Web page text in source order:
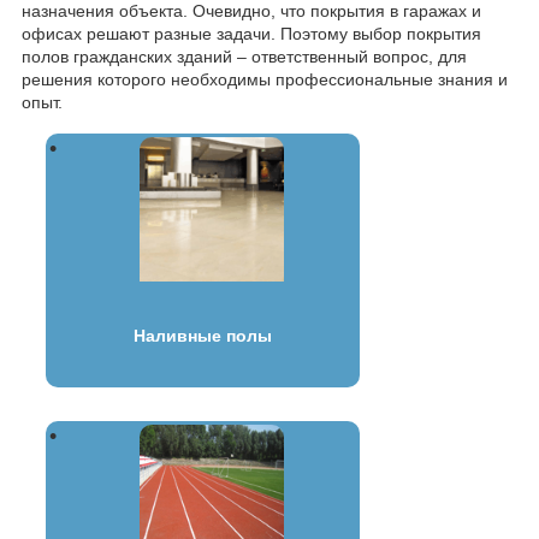
назначения объекта. Очевидно, что покрытия в гаражах и
офисах решают разные задачи. Поэтому выбор покрытия
полов гражданских зданий – ответственный вопрос, для
решения которого необходимы профессиональные знания и
опыт.
Наливные полы